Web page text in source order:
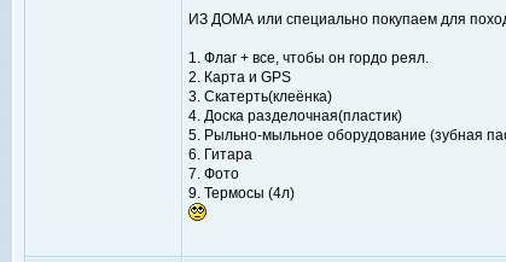
ИЗ ДОМА или специально покупаем для
1. Флаг + все, чтобы он гордо реял.
2. Карта и GPS
3. Скатерть(клеёнка)
4. Доска разделочная(пластик)
5. Рыльно-мыльное оборудование (зубная
6. Гитара
7. Фото
9. Термосы (4л)